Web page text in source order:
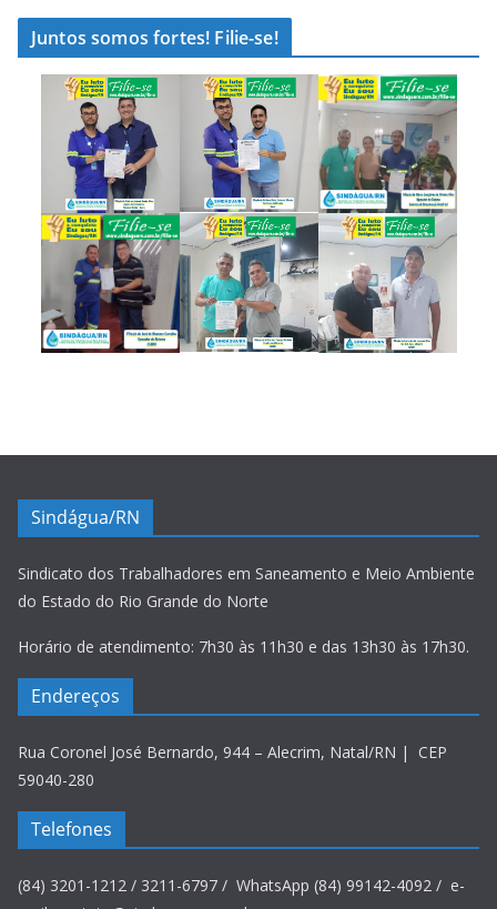
Juntos somos fortes! Filie-se!
Sindágua/RN
Sindicato dos Trabalhadores em Saneamento e Meio Ambiente
do Estado do Rio Grande do Norte
Horário de atendimento: 7h30 às 11h30 e das 13h30 às 17h30.
Endereços
Rua Coronel José Bernardo, 944 – Alecrim, Natal/RN | CEP
59040-280
Telefones
(84) 3201-1212 / 3211-6797 / WhatsApp (84) 99142-4092 / e-